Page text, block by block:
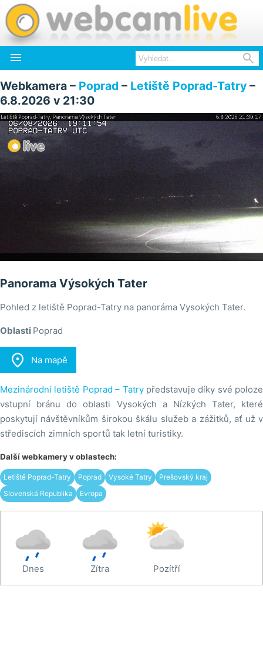
 
Webkamera – Poprad – Letiště Poprad-Tatry –
6.8.2026 v 21:30
Panorama Výsokých Tater
Pohled z letiště Poprad-Tatry na panoráma Vysokých Tater.
Oblasti Poprad
 Na mapě
Mezinárodní letiště Poprad – Tatrypředstavuje díky své poloze
vstupní bránu do oblasti Vysokých a Nízkých Tater, které
poskytují návštěvníkům širokou škálu služeb a zážitků, ať už v
střediscích zimních sportů tak letní turistiky.
Další webkamery v oblastech:
Letiště Poprad-Tatry Poprad Vysoké Tatry
Prešovský kraj
Slovenská Republika
Evropa
Dnes Zítra Pozítří